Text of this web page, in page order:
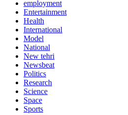
employment
Entertainment
Health
International
Model
National
New tehri
Newsbeat
Politics
Research
Science
Space
Sports